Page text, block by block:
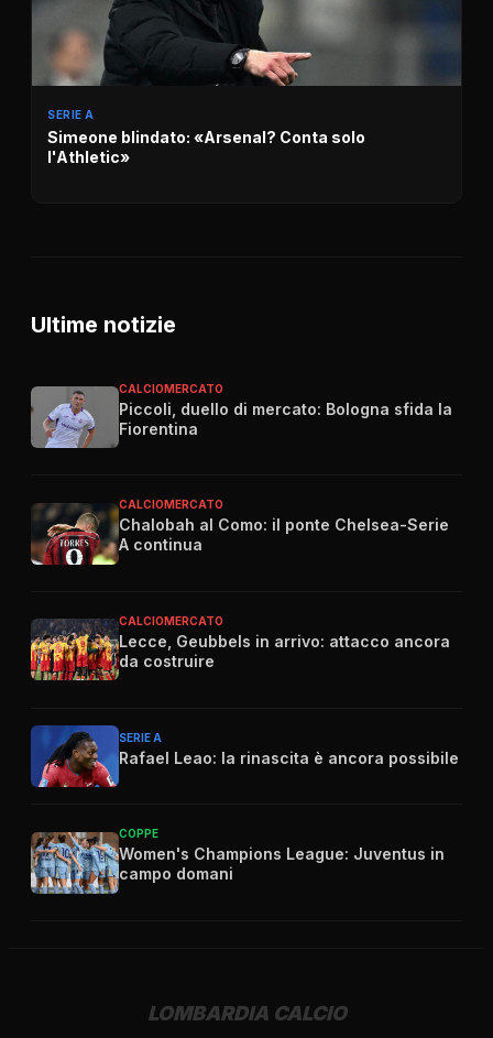
SERIE A
Simeone blindato: «Arsenal? Conta solo
l'Athletic»
Ultime notizie
CALCIOMERCATO
Piccoli, duello di mercato: Bologna sfida la
Fiorentina
CALCIOMERCATO
Chalobah al Como: il ponte Chelsea-Serie
A continua
CALCIOMERCATO
Lecce, Geubbels in arrivo: attacco ancora
da costruire
SERIE A
Rafael Leao: la rinascita è ancora possibile
COPPE
Women's Champions League: Juventus in
campo domani
LOMBARDIA CALCIO